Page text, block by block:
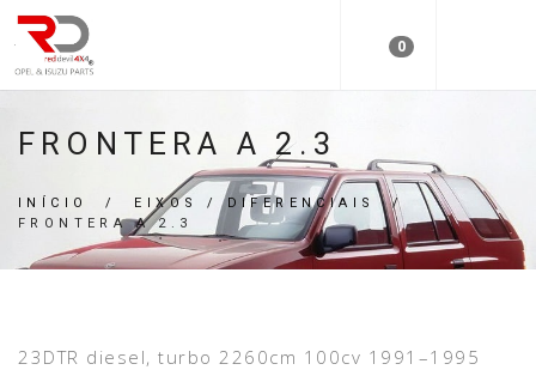
0
FRONTERA A 2.3
INÍCIO / EIXOS / DIFERENCIAIS
/
FRONTERA A 2.3
23DTR diesel, turbo 2260cm 100cv 1991–1995